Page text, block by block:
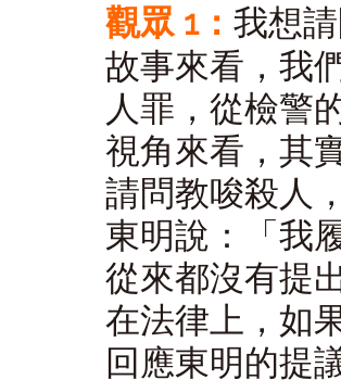
觀眾 1： 我想
故事來看，我
人罪，從檢警
視角來看，其
請問教唆殺人
東明說：「我
從來都沒有提
在法律上，如
回應東明的提